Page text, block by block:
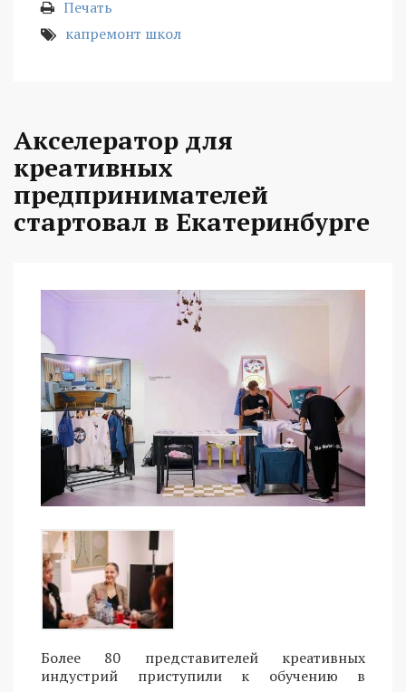
Печать
капремонт школ
Акселератор для
креативных
предпринимателей
стартовал в Екатеринбурге
Более 80 представителей креативных
индустрий приступили к обучению в